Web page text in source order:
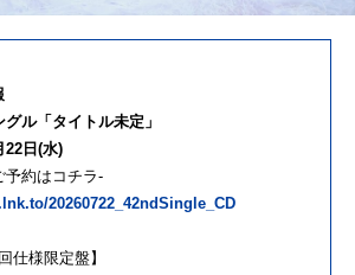
ル「タイトル未定」
22日(水)
予約はコチラ-
20260722_42ndSingle_CD
仕様限定盤】